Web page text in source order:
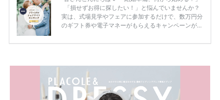
「損せずお得に探したい！」と悩んでいませんか？
実は、式場見学やフェアに参加するだけで、数万円分
のギフト券や電子マネーがもらえるキャンペーンがあ
ため、比較せずに選ぶと損をしてしまうことも……。
内容：特典金額・条件・応募方法・注意点 「どこが
一番お得？」「プラコレの特典は？」といった疑問も
解決します。 まずは診断で候補を絞れる「ウェディ